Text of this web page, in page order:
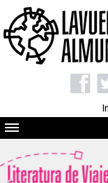
Quienes somos
El proyecto